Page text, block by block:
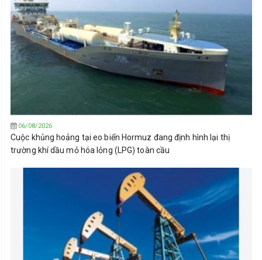
06/08/2026
Cuộc khủng hoảng tại eo biển Hormuz đang định hình lại thị
trường khí dầu mỏ hóa lỏng (LPG) toàn cầu